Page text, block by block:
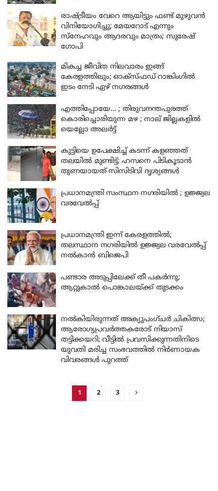
രാഷ്ട്രീയം വേറെ ആയിട്ടും ഫണ്ട് മുഴുവൻ
വിനിയോഗിച്ചു; മേയറോട് എന്നും
സ്‌നേഹവും ആദരവും മാത്രം; സുരേഷ്
ഗോപി
മികച്ച ജീവിത നിലവാരം ഇങ്ങ്
കേരളത്തിലും; ഓക്‌സ്ഫഡ് റാങ്കിംഗിൽ
ഇടം നേടി ഏഴ് നഗരങ്ങൾ
എത്തിപ്പോയേ… ; തിരുവനന്തപുരത്ത്
കൊരിച്ചൊരിയുന്ന മഴ ; നാല് ജില്ലകളിൽ
യെല്ലോ അലർട്ട്
കുട്ടിയെ ഉപേക്ഷിച്ച് കടന്ന് കളഞ്ഞത്
തലയിൽ മുണ്ടിട്ട്; ഹസനെ പിടികൂടാൻ
തുണയായത് സിസിടിവി ദൃശ്യങ്ങൾ
പ്രധാനമന്ത്രി സംസ്ഥന നഗരിയിൽ ; ഉജ്ജ്വല
വരവേൽപ്പ്
പ്രധാനമന്ത്രി ഇന്ന് കേരളത്തിൽ;
തലസ്ഥാന നഗരിയിൽ ഉജ്ജ്വല വരവേൽപ്പ്
നൽകാൻ ബിജെപി
പണ്ടാര അടുപ്പിലേക്ക് തീ പകർന്നു;
ആറ്റുകാൽ പൊങ്കാലയ്ക്ക് തുടക്കം
നൽകിയിരുന്നത് അക്യുപംഗ്ചർ ചികിത്സ;
ആരോഗ്യപ്രവർത്തകരോട് നിയാസ്
തട്ടിക്കയറി; വീട്ടിൽ പ്രവസിക്കുന്നതിനിടെ
യുവതി മരിച്ച സംഭവത്തിൽ നിർണായക
വിവരങ്ങൾ പുറത്ത്
1 2 3